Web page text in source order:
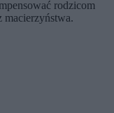
rodzicom
macierzyństwa.